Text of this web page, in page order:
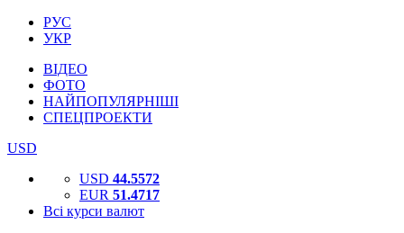
РУС
УКР
ВІДЕО
ФОТО
НАЙПОПУЛЯРНІШІ
СПЕЦПРОЕКТИ
USD
USD 44.5572
EUR 51.4717
Всі курси валют